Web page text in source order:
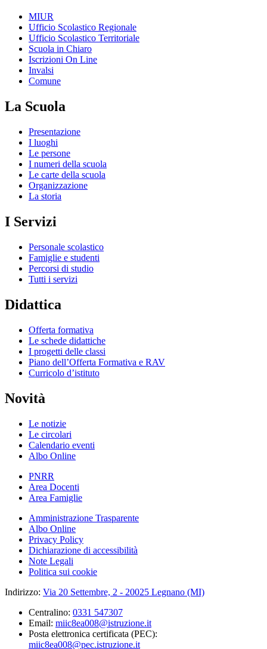
MIUR
Ufficio Scolastico Regionale
Ufficio Scolastico Territoriale
Scuola in Chiaro
Iscrizioni On Line
Invalsi
Comune
La Scuola
Presentazione
I luoghi
Le persone
I numeri della scuola
Le carte della scuola
Organizzazione
La storia
I Servizi
Personale scolastico
Famiglie e studenti
Percorsi di studio
Tutti i servizi
Didattica
Offerta formativa
Le schede didattiche
I progetti delle classi
Piano dell’Offerta Formativa e RAV
Curricolo d’istituto
Novità
Le notizie
Le circolari
Calendario eventi
Albo Online
PNRR
Area Docenti
Area Famiglie
Amministrazione Trasparente
Albo Online
Privacy Policy
Dichiarazione di accessibilità
Note Legali
Politica sui cookie
Indirizzo: Via 20 Settembre, 2 - 20025 Legnano (MI)
Centralino: 0331 547307
Email: miic8ea008@istruzione.it
Posta elettronica certificata (PEC):
miic8ea008@pec.istruzione.it